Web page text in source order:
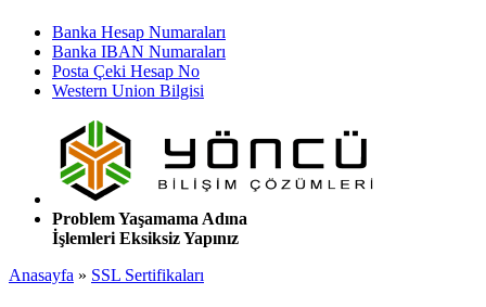
Banka Hesap Numaraları
Banka IBAN Numaraları
Posta Çeki Hesap No
Western Union Bilgisi
Problem Yaşamama Adına
İşlemleri Eksiksiz Yapınız
Anasayfa » SSL Sertifikaları